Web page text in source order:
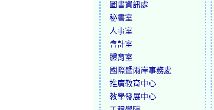
圖書資訊處
秘書室
人事室
會計室
體育室
國際暨兩岸事務處
推廣教育中心
教學發展中心